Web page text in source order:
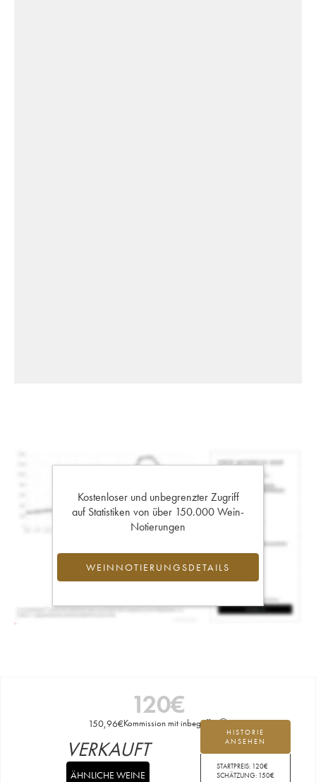
Kostenloser und unbegrenzter Zugriff
auf Statistiken von über 150.000 Wein-
Notierungen
WEINNOTIERUNGSDETAILS
120€
150,96€Kommission mit inbegriffen
HISTORIE
ANSEHEN
STARTPREIS: 120€
SCHÄTZUNG: 150€
VERKAUFT
ÄHNLICHE WEINE